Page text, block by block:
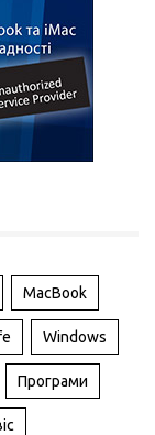
MacBook
Windows
Програми